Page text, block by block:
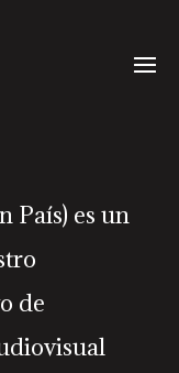
País) es un
de